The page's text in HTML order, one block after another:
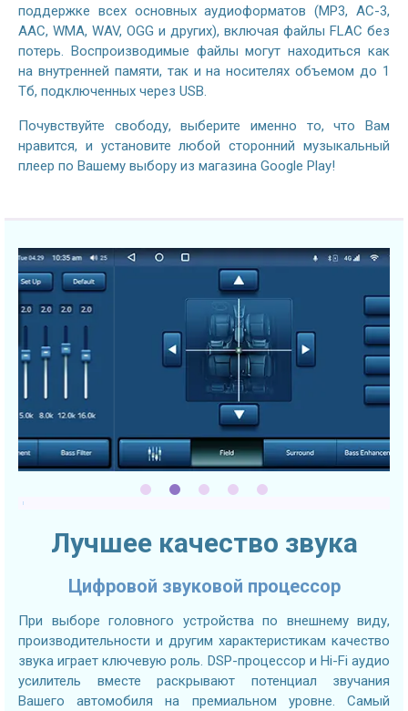
поддержке всех основных аудиоформатов (MP3, AC-3,
AAC, WMA, WAV, OGG и других), включая файлы FLAC без
потерь. Воспроизводимые файлы могут находиться как
на внутренней памяти, так и на носителях объемом до 1
Тб, подключенных через USB.
Почувствуйте свободу, выберите именно то, что Вам
нравится, и установите любой сторонний музыкальный
плеер по Вашему выбору из магазина Google Play!
Лучшее качество звука
Цифровой звуковой процессор
При выборе головного устройства по внешнему виду,
производительности и другим характеристикам качество
звука играет ключевую роль. DSP-процессор и Hi-Fi аудио
усилитель вместе раскрывают потенциал звучания
Вашего автомобиля на премиальном уровне. Самый